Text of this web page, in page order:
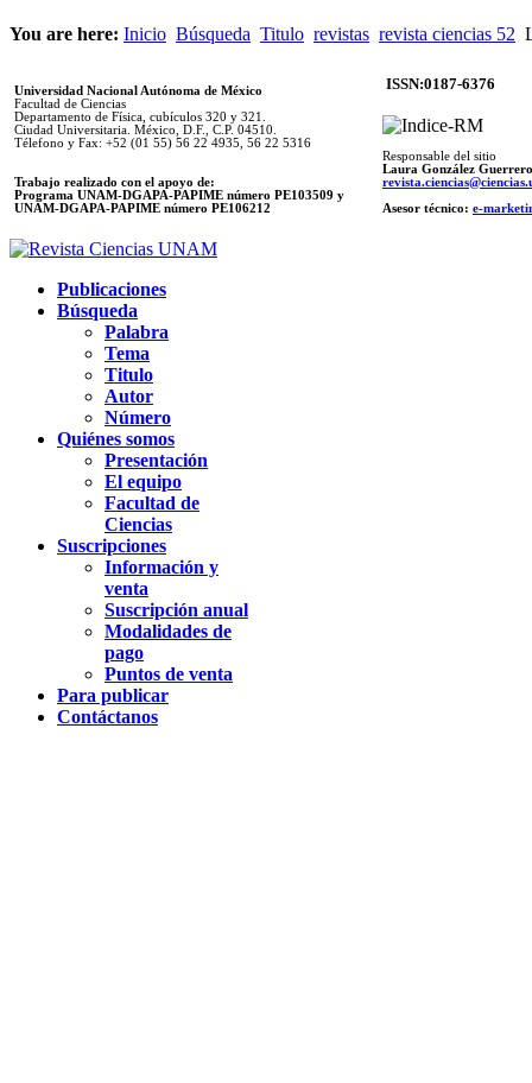
You are here: Inicio Búsqueda Titulo revistas revista ciencias 52
Universidad Nacional Autónoma de México
Facultad de Ciencias
Departamento de Física, cubículos 320 y 321.
Ciudad Universitaria. México, D.F., C.P. 04510.
Télefono y Fax: +52 (01 55) 56 22 4935, 56 22 5316
Trabajo realizado con el apoyo de:
Programa UNAM-DGAPA-PAPIME número PE103509 y
UNAM-DGAPA-PAPIME número PE106212
ISSN:0187-6376
Responsable del sitio
Laura González Guerrero
Asesor técnico: e-
Publicaciones
Búsqueda
Palabra
Tema
Titulo
Autor
Número
Quiénes somos
Presentación
El equipo
Facultad de
Ciencias
Suscripciones
Información y
venta
Suscripción anual
Modalidades de
pago
Puntos de venta
Para publicar
Contáctanos